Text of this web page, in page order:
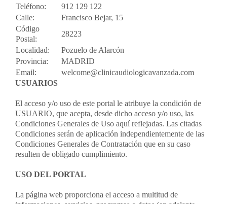
Contacto
Llámanos 912 129 122
Teléfono:
912 129 122
Calle:
Francisco Bejar, 15
Código
Postal:
28223
Localidad:
Pozuelo de Alarcón
Provincia:
MADRID
Email:
welcome@clinicaudiologicavanzada.com
USUARIOS
El acceso y/o uso de este portal le atribuye la condición de
USUARIO, que acepta, desde dicho acceso y/o uso, las
Condiciones Generales de Uso aquí reflejadas. Las citadas
Condiciones serán de aplicación independientemente de las
Condiciones Generales de Contratación que en su caso
resulten de obligado cumplimiento.
USO DEL PORTAL
La página web proporciona el acceso a multitud de